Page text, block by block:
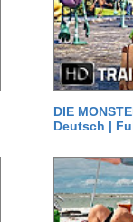
DIE
Deutsch |